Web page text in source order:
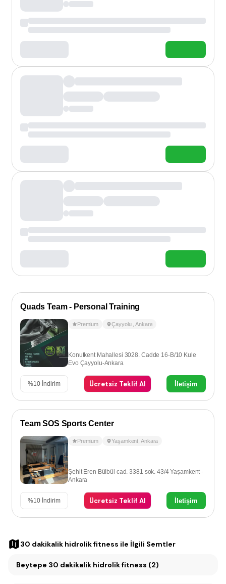
Quads Team - Personal Training
Premium Çayyolu ,Ankara
Konutkent Mahallesi 3028. Cadde 16-B/10 Kule
Evo Çayyolu-Ankara
%10 İndirim Ücretsiz Teklif Al İletişim
Team SOS Sports Center
Premium Yaşamkent ,Ankara
Şehit Eren Bülbül cad. 3381 sok. 43/4 Yaşamkent -
Ankara
%10 İndirim Ücretsiz Teklif Al İletişim
30 dakikalik hidrolik fitness ile İlgili Semtler
Beytepe 30 dakikalik hidrolik fitness (2)